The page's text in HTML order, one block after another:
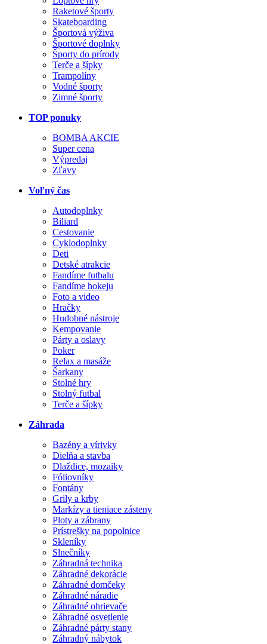
Raketové športy
Skateboarding
Športová výživa
Športové doplnky
Športy do prírody
Terče a šípky
Trampolíny
Vodné športy
Zimné športy
TOP ponuky
BOMBA AKCIE
Super cena
Výpredaj
Zľavy
Voľný čas
Autodoplnky
Biliard
Cestovanie
Cyklodoplnky
Deti
Detské atrakcie
Fandíme futbalu
Fandíme hokeju
Foto a video
Hračky
Hudobné nástroje
Kempovanie
Párty a oslavy
Poker
Relax a masáže
Šarkany
Stolné hry
Stolný futbal
Terče a šípky
Záhrada
Bazény a vírivky
Dielňa a stavba
Dlaždice, mozaiky
Fóliovníky
Fontány
Grily a krby
Markízy a tieniace zásteny
Ploty a zábrany
Prístrešky na popolnice
Skleníky
Slnečníky
Záhradná technika
Záhradné dekorácie
Záhradné domčeky
Záhradné náradie
Záhradné ohrievače
Záhradné osvetlenie
Záhradné párty stany
Záhradný nábytok